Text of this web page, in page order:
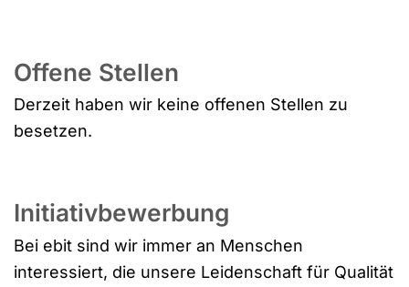
Offene Stellen
Derzeit haben wir keine offenen Stellen zu
besetzen.
Initiativ­bewerbung
Bei ebit sind wir immer an Menschen
interessiert, die unsere Leidenschaft für Qualität